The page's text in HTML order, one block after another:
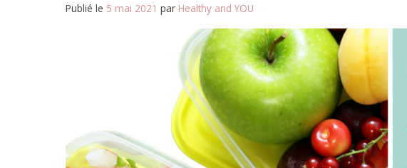
Publié le 5 mai 2021 par Healthy and YOU